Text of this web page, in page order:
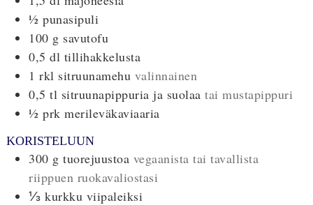
½ punasipuli
100 g savutofu
0,5 dl tillihakkelusta
1 rkl sitruunamehu valinnainen
0,5 tl sitruunapippuria ja suolaa tai mustapippuri
½ prk merileväkaviaaria
KORISTELUUN
300 g tuorejuustoa vegaanista tai tavallista
riippuen ruokavaliostasi
⅓ kurkku viipaleiksi